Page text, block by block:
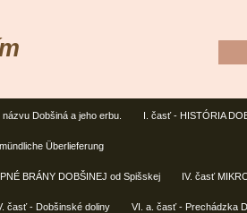
Dobšiná a jeho erbu. I. časť - HISTÓRIA
Überlieferung
BRÁNY DOBŠINEJ od Spišskej IV. časť
časť - Dobšinské doliny VI. a. časť - Prechádzka